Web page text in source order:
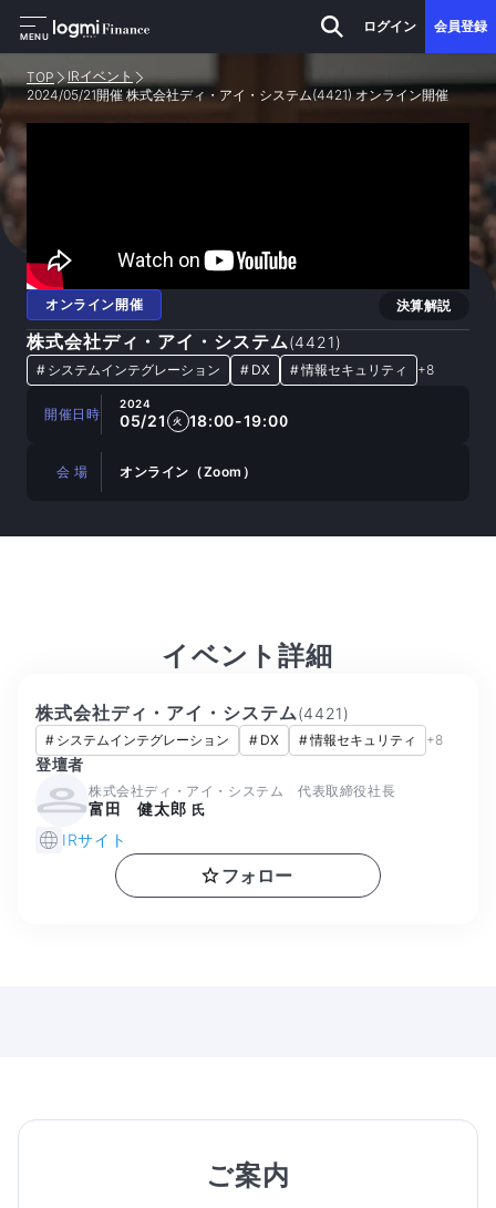
MENU
ログイン 会員登録
TOP
IRイベント
2024/05/21開催 株式会社ディ・アイ・システム(4421) オンライン開催
オンライン開催 決算解説
株式会社ディ・アイ・システム(4421)
# システムインテグレーション # DX #情報セキュリティ +8
開催日時
2024
05/21 火 18:00-19:00
会 場 オンライン（Zoom）
イベント詳細
株式会社ディ・アイ・システム(4421)
# システムインテグレーション # DX #情報セキュリティ +8
登壇者
株式会社ディ・アイ・システム 代表取締役社長
富田 健太郎 氏
IRサイト
フォロー
ご案内